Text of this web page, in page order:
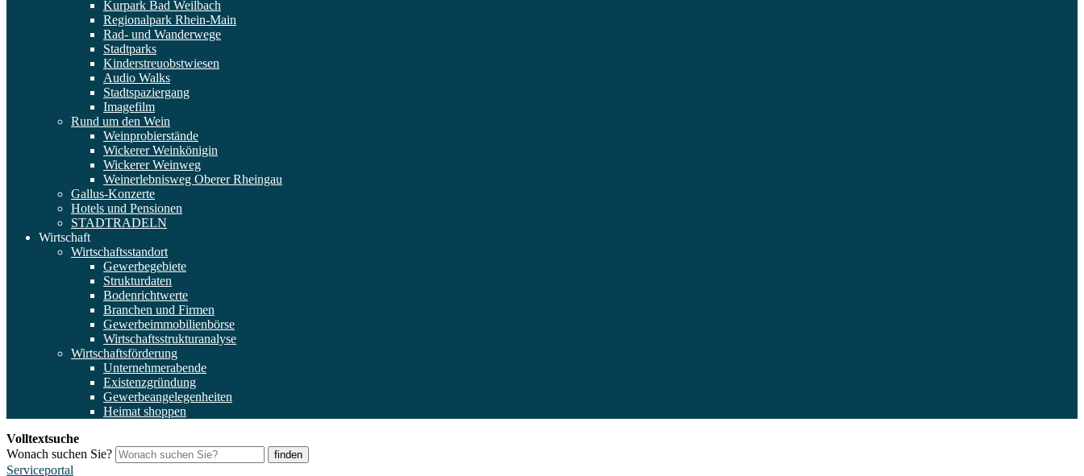
Kurpark Bad Weilbach
Regionalpark Rhein-Main
Rad- und Wanderwege
Stadtparks
Kinderstreuobstwiesen
Audio Walks
Stadtspaziergang
Imagefilm
Rund um den Wein
Weinprobierstände
Wickerer Weinkönigin
Wickerer Weinweg
Weinerlebnisweg Oberer Rheingau
Gallus-Konzerte
Hotels und Pensionen
STADTRADELN
Wirtschaft
Wirtschaftsstandort
Gewerbegebiete
Strukturdaten
Bodenrichtwerte
Branchen und Firmen
Gewerbeimmobilienbörse
Wirtschaftsstrukturanalyse
Wirtschaftsförderung
Unternehmerabende
Existenzgründung
Gewerbeangelegenheiten
Heimat shoppen
Volltextsuche
Wonach suchen Sie?
finden
Serviceportal